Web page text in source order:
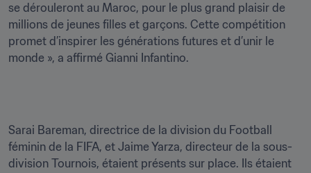
se dérouleront au Maroc, pour le plus grand plaisir de
millions de jeunes filles et garçons. Cette compétition
promet d’inspirer les générations futures et d’unir le
monde », a affirmé Gianni Infantino.
Sarai Bareman, directrice de la division du Football
féminin de la FIFA, et Jaime Yarza, directeur de la sous-
division Tournois, étaient présents sur place. Ils étaient